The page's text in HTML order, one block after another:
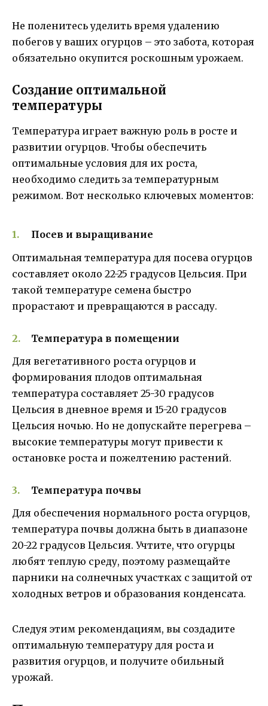
Не поленитесь уделить время удалению
побегов у ваших огурцов – это забота, которая
обязательно окупится роскошным урожаем.
Создание оптимальной
температуры
Температура играет важную роль в росте и
развитии огурцов. Чтобы обеспечить
оптимальные условия для их роста,
необходимо следить за температурным
режимом. Вот несколько ключевых моментов:
Посев и выращивание
Оптимальная температура для посева огурцов
составляет около 22-25 градусов Цельсия. При
такой температуре семена быстро
прорастают и превращаются в рассаду.
Температура в помещении
Для вегетативного роста огурцов и
формирования плодов оптимальная
температура составляет 25-30 градусов
Цельсия в дневное время и 15-20 градусов
Цельсия ночью. Но не допускайте перегрева –
высокие температуры могут привести к
остановке роста и пожелтению растений.
Температура почвы
Для обеспечения нормального роста огурцов,
температура почвы должна быть в диапазоне
20-22 градусов Цельсия. Учтите, что огурцы
любят теплую среду, поэтому размещайте
парники на солнечных участках с защитой от
холодных ветров и образования конденсата.
Следуя этим рекомендациям, вы создадите
оптимальную температуру для роста и
развития огурцов, и получите обильный
урожай.